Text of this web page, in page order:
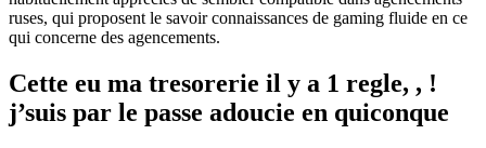
ruses, qui proposent le savoir connaissances de gaming fluide en ce
qui concerne des agencements.
Cette eu ma tresorerie il y a 1 regle, , !
j’suis par le passe adoucie en quiconque